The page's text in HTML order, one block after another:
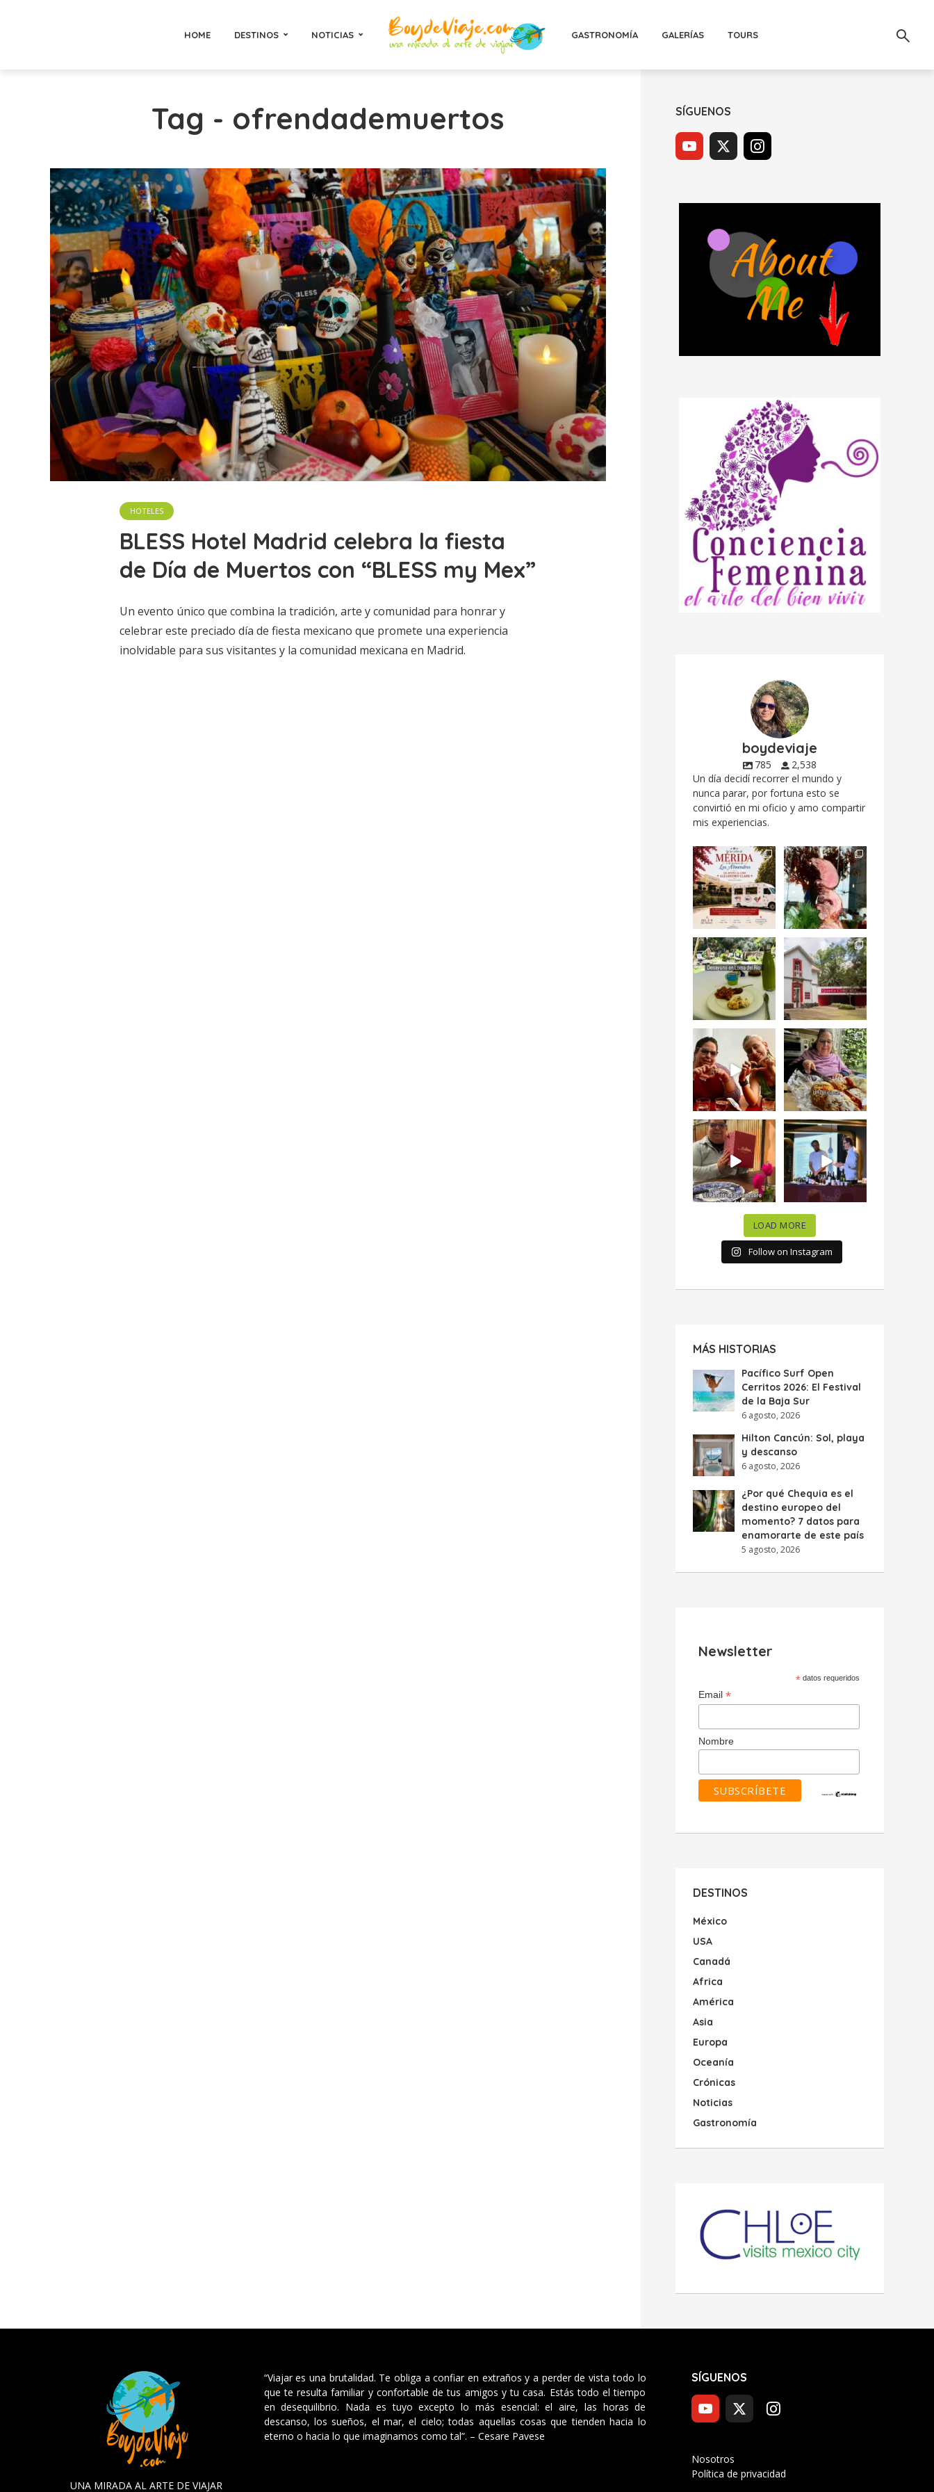
HOME DESTINOS NOTICIAS GASTRONOMÍA GALERÍAS TOURS
Tag - ofrendademuertos
HOTELES
BLESS Hotel Madrid celebra la fiesta
de Día de Muertos con “BLESS my Mex”
Un evento único que combina la tradición, arte y comunidad para honrar y
celebrar este preciado día de fiesta mexicano que promete una experiencia
inolvidable para sus visitantes y la comunidad mexicana en Madrid.
SÍGUENOS
boydeviaje
785
2,538
Un día decidí recorrer el mundo y
nunca parar, por fortuna esto se
convirtió en mi oficio y amo compartir
mis experiencias.
Siempre me mueven
las causas y comer
con causa es...
12 0
Fuimos a celebrar a
mis dos #mamás
más cercanas mi...
17 0
Levantarse, escuchar
el río correr y sentir
el...
19 0
Esta
#NochedeMuseos
en la
#QuintaColorada
el...
12 0
¡Qué desayuno tan
increíble en
@LasQuinceLetras!...
28 3
Me tocó rosca de
Tagers un
restaurante de
Avenida...
50 10
“En #Mallorca
Ciudad de México
celebramos la...
63 7
#SoaunFusionMexic
o una noche única
donde España y...
10 0
LOAD MORE
Follow on Instagram
MÁS HISTORIAS
Pacífico Surf Open
Cerritos 2026: El Festival
de la Baja Sur
6 agosto, 2026
Hilton Cancún: Sol, playa
y descanso
6 agosto, 2026
¿Por qué Chequia es el
destino europeo del
momento? 7 datos para
enamorarte de este país
5 agosto, 2026
Newsletter
* datos requeridos
Email *
Nombre
DESTINOS
México
USA
Canadá
Africa
América
Asia
Europa
Oceanía
Crónicas
Noticias
Gastronomía
UNA MIRADA AL ARTE DE VIAJAR
“Viajar es una brutalidad. Te obliga a confiar en extraños y a perder de vista todo lo
que te resulta familiar y confortable de tus amigos y tu casa. Estás todo el tiempo
en desequilibrio. Nada es tuyo excepto lo más esencial: el aire, las horas de
descanso, los sueños, el mar, el cielo; todas aquellas cosas que tienden hacia lo
eterno o hacia lo que imaginamos como tal”. – Cesare Pavese
SÍGUENOS
Nosotros
Política de privacidad